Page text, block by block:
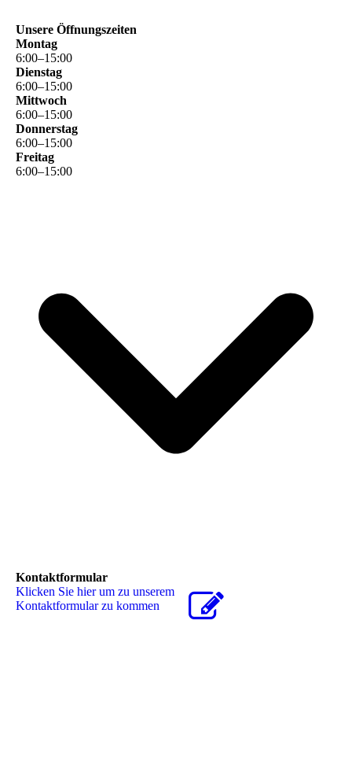
Unsere Öffnungszeiten
Montag
6:00–15:00
Dienstag
6:00–15:00
Mittwoch
6:00–15:00
Donnerstag
6:00–15:00
Freitag
6:00–15:00
Kontaktformular
Klicken Sie hier um zu unserem
Kon­takt­for­mu­lar zu kommen